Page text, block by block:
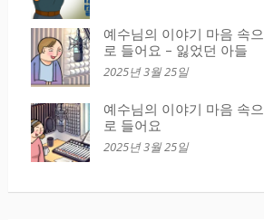
예수님의 이야기 마음 속으
로 들어요 – 잃었던 아들
2025년 3월 25일
예수님의 이야기 마음 속으
로 들어요
2025년 3월 25일